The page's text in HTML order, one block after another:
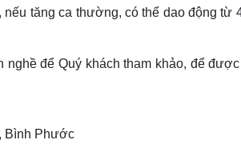
tăng ca thường, có thể dao động
nghề để Quý khách tham khảo, để
Bình Phước